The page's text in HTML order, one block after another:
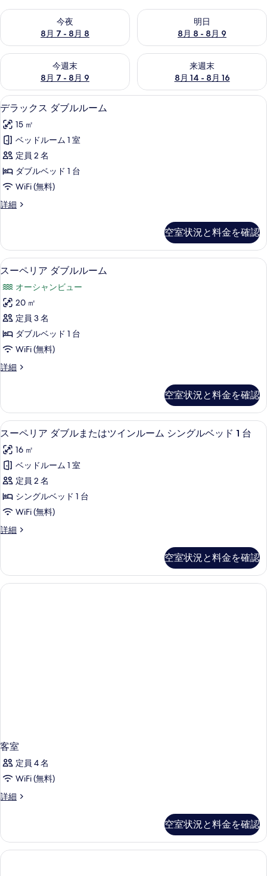
今夜
8月 7 - 8月 8
今夜 8月 7 - 8月 8 の空室状況をチェック
明日
8月 8 - 8月 9
明日 8月 8 - 8月 9 の空室状況
今週末
8月 7 - 8月 9
今週末 8月 7 - 8月 9 の空室状況をチェック
来週末
8月 14 - 8月 16
来週末 8月 14 - 8月 16 の空室
デ
ラ
ッ
ク
ス
ダ
ブ
ル
ー
ム
の
す
べ
て
の
写
真
示
す
る
デラックス ダブルルーム | 高級寝具
10
デラックス ダブルルーム
15 ㎡
ベッドルーム 1 室
定員 2 名
ダブルベッド 1 台
WiFi (無料)
詳細
デ
ス
ダ
ブ
ル
ー
の
詳
細
空室状況と料金を確認
ス
ペ
リ
ア
ダ
ブ
ル
ー
ム
の
す
べ
て
の
写
真
示
す
スーペリア ダブルルーム | 高級寝具
19
スーペリア ダブルルーム
オーシャンビュー
20 ㎡
定員 3 名
ダブルベッド 1 台
WiFi (無料)
詳細
ス
ア
ダ
ブ
ル
ー
の
詳
細
空室状況と料金を確認
ス
ー
ペ
リ
ア
ダ
ブ
ル
た
は
ベ
ッ
ド
1
す
べ
スーペリア ダブルまたはツインルー
7
スーペリア ダブルまたはツインルーム シングルベッド 1 台
16 ㎡
ベッドルーム 1 室
定員 2 名
シングルベッド 1 台
WiFi (無料)
詳細
ス
ア
ダ
ブ
ル
ッ
ド
台
空室状況と料金を確認
客室
定員 4 名
WiFi (無料)
詳細
客
細
空室状況と料金を確認